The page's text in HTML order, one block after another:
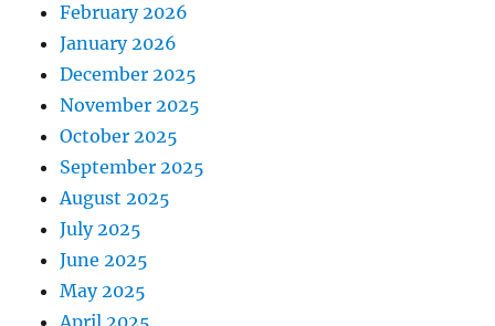
February 2026
January 2026
December 2025
November 2025
October 2025
September 2025
August 2025
July 2025
June 2025
May 2025